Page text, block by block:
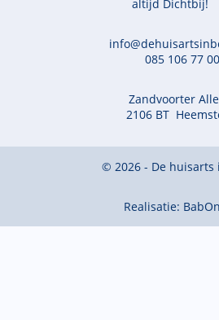
altijd Dichtbij!
085 106 77 00
Zandvoorter
2106 BT
© 2026 - De huisarts
Realisatie: